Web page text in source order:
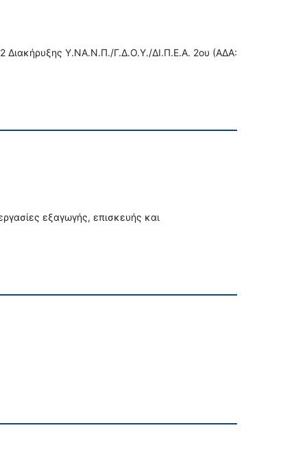
Διακήρυξης Υ.ΝΑ.Ν.Π./Γ.Δ.Ο.Υ./ΔΙ.Π.Ε.Α. 2ου (ΑΔΑ:
εξαγωγής, επισκευής και